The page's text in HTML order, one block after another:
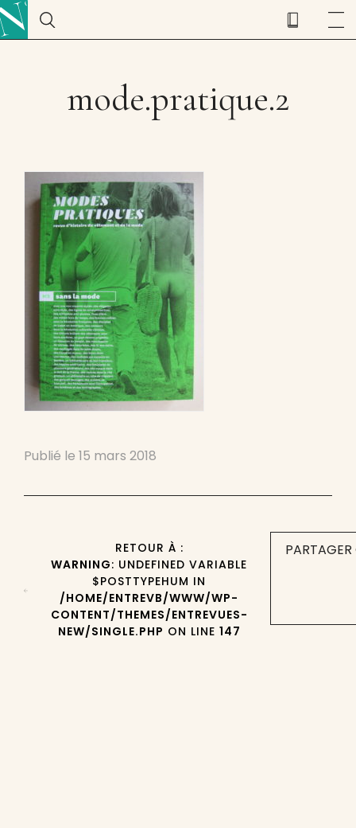
mode.pratique.2
Publié le 15 mars 2018
RETOUR À :
WARNING: UNDEFINED VARIABLE
$POSTTYPEHUM IN
/HOME/ENTREVB/WWW/WP-
CONTENT/THEMES/ENTREVUES-
NEW/SINGLE.PHP ON LINE 147